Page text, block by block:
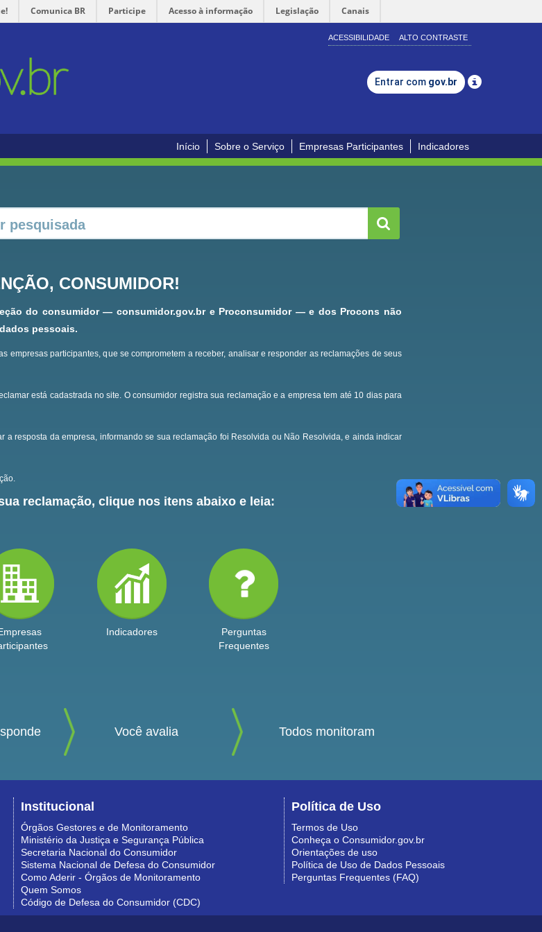
Comunica BR Participe Acesso à informação Legislação Canais
ACESSIBILIDADE ALTO CONTRASTE
Entrar com gov.br
Início Sobre o Serviço Empresas Participantes Indicadores
CONSUMIDOR!
do consumidor — consumidor.gov.br e Proconsumidor — e dos Procons não
pessoais.
empresas participantes, que se comprometem a receber, analisar e responder as reclamações de seus
está cadastrada no site. O consumidor registra sua reclamação e a empresa tem até 10 dias para
a resposta da empresa, informando se sua reclamação foi Resolvida ou Não Resolvida, e ainda indicar
reclamação, clique nos itens abaixo e leia:
Indicadores
Perguntas
Frequentes
Você avalia Todos monitoram
Institucional
Órgãos Gestores e de Monitoramento
Ministério da Justiça e Segurança Pública
Secretaria Nacional do Consumidor
Sistema Nacional de Defesa do Consumidor
Como Aderir - Órgãos de Monitoramento
Quem Somos
Código de Defesa do Consumidor (CDC)
Política de Uso
Termos de Uso
Conheça o Consumidor.gov.br
Orientações de uso
Política de Uso de Dados Pessoais
Perguntas Frequentes (FAQ)